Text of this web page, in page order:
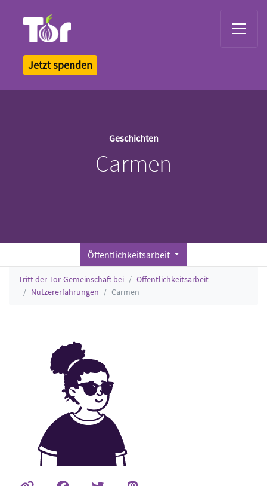
Jetzt spenden
Geschichten
Carmen
Öffentlichkeitsarbeit
Tritt der Tor-Gemeinschaft bei
Öffentlichkeitsarbeit
Nutzererfahrungen
Carmen